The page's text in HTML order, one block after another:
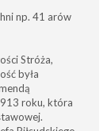
np. 41 arów
Stróża,
była
roku, która